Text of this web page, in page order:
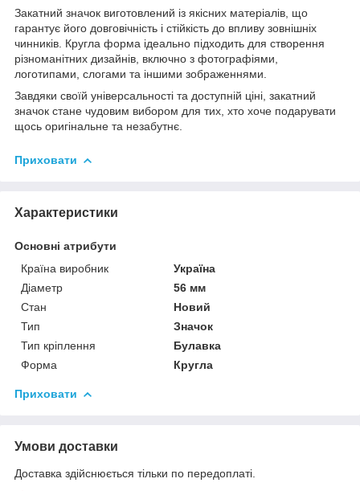
Закатний значок виготовлений із якісних матеріалів, що
гарантує його довговічність і стійкість до впливу зовнішніх
чинників. Кругла форма ідеально підходить для створення
різноманітних дизайнів, включно з фотографіями,
логотипами, слогами та іншими зображеннями.
Завдяки своїй універсальності та доступній ціні, закатний
значок стане чудовим вибором для тих, хто хоче подарувати
щось оригінальне та незабутнє.
Приховати
Характеристики
Основні атрибути
Країна виробник
Україна
Діаметр
56 мм
Стан
Новий
Тип
Значок
Тип кріплення
Булавка
Форма
Кругла
Приховати
Умови доставки
Доставка здійснюється тільки по передоплаті.